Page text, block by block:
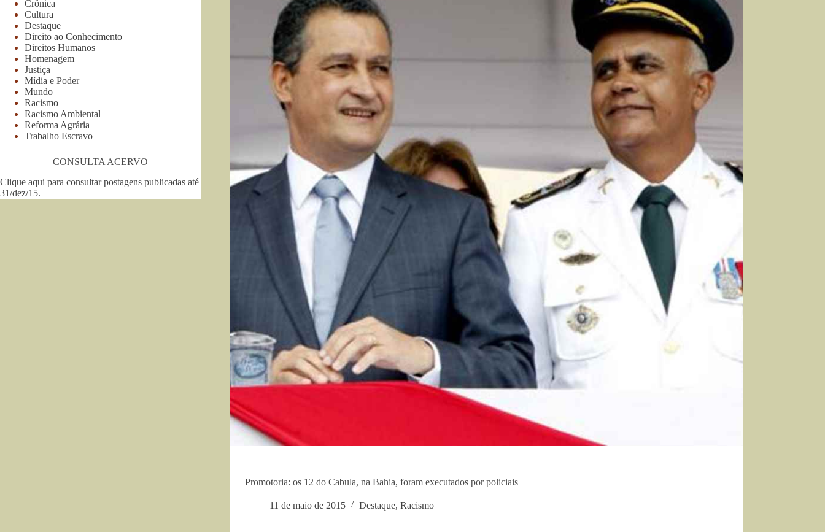
Promotoria: os 12 do Cabula, na Bahia, foram executados por policiais
11 de maio de 2015 Destaque, Racismo
Crônica
Cultura
Destaque
Direito ao Conhecimento
Direitos Humanos
Homenagem
Justiça
Mídia e Poder
Mundo
Racismo
Racismo Ambiental
Reforma Agrária
Trabalho Escravo
CONSULTA ACERVO
Clique aqui para consultar postagens publicadas até
31/dez/15.